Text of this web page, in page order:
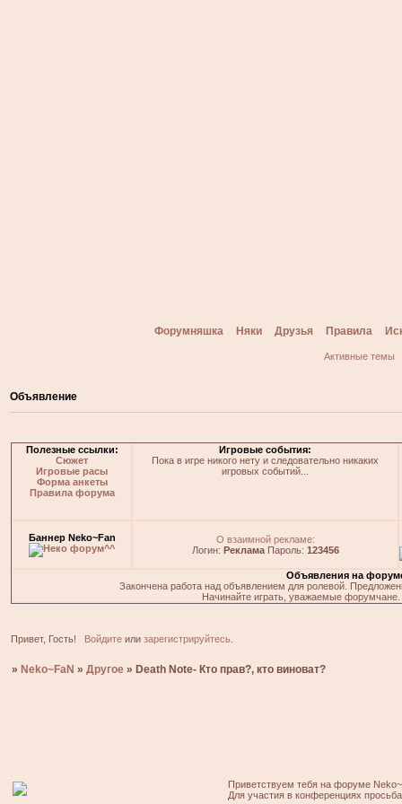
Форумняшка Няки Друзья Правила
Активные темы
Объявление
Полезные ссылки:
Сюжет
Игровые расы
Форма анкеты
Правила форума
Игровые события:
Пока в игре никого нету и следовательно никаких
игровых событий...
Баннер Neko~Fan
О взаимной рекламе:
Логин: РекламаПароль: 123456
Объявления на
Закончена работа над объявлением для ролевой.
Начинайте играть, уважаемые
Привет, Гость! Войдитеили зарегистрируйтесь.
» Neko~FaN »Другое » Death Note- Кто прав?, кто виноват?
Приветствуем тебя на форуме
Для участия в конференциях